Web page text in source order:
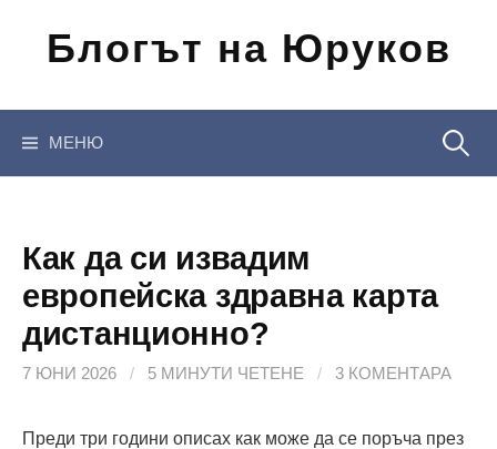
съдържанието
Блогът на Юруков
МЕНЮ
Как да си извадим
европейска здравна карта
дистанционно?
7 ЮНИ 2026 / 5 МИНУТИ ЧЕТЕНЕ / 3 КОМЕНТАРА
Преди три години описах как може да се поръча през